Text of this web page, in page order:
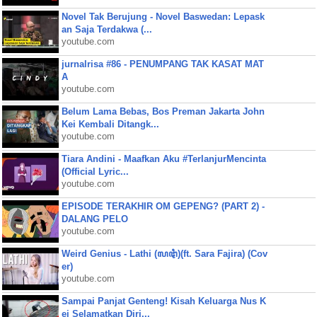
Novel Tak Berujung - Novel Baswedan: Lepask
an Saja Terdakwa (...
youtube.com
jurnalrisa #86 - PENUMPANG TAK KASAT MAT
A
youtube.com
Belum Lama Bebas, Bos Preman Jakarta John
Kei Kembali Ditangk...
youtube.com
Tiara Andini - Maafkan Aku #TerlanjurMencinta
(Official Lyric...
youtube.com
EPISODE TERAKHIR OM GEPENG? (PART 2) -
DALANG PELO
youtube.com
Weird Genius - Lathi (ꦭꦛꦶ)(ft. Sara Fajira) (Cov
er)
youtube.com
Sampai Panjat Genteng! Kisah Keluarga Nus K
ei Selamatkan Diri...